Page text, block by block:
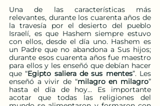
Una de las características más
relevantes, durante los cuarenta años de
la travesía por el desierto del pueblo
Israelí, es que Hashem siempre estuvo
con ellos, desde el día uno. Hashem es
un Padre que no abandona a Sus hijos;
durante esos cuarenta años fue maestro
para ellos y les enseñó que debían hacer
que “Egipto saliera de sus mentes”. Les
enseñó a vivir de “milagro en milagro”
hasta el día de hoy... Es importante
acotar que todas las religiones del